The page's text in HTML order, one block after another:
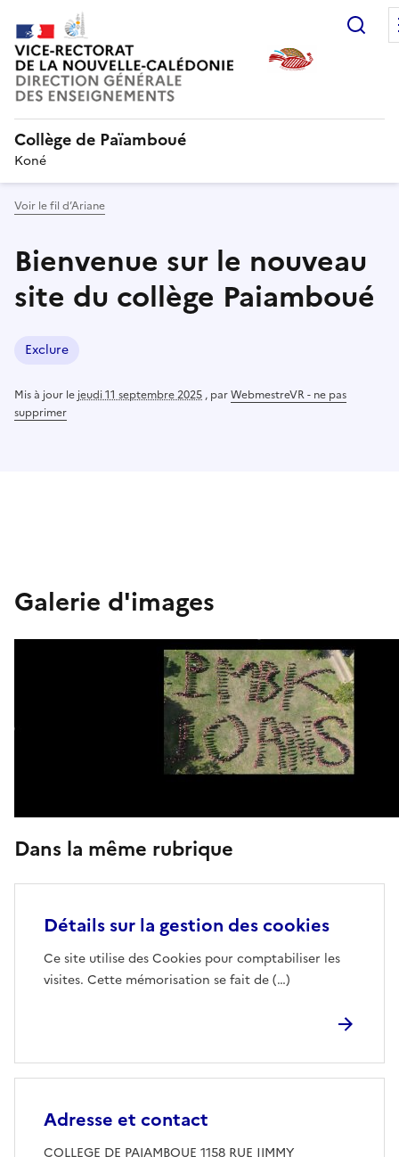
Collège de Païamboué
Koné
Voir le fil d’Ariane
Bienvenue sur le nouveau
site du collège Paiamboué
Exclure
Mis à jour le jeudi 11 septembre 2025 , parWebmestreVR - ne pas
supprimer
Galerie d'images
Dans la même rubrique
Détails sur la gestion des cookies
Ce site utilise des Cookies pour comptabiliser les
visites. Cette mémorisation se fait de (…)
Adresse et contact
COLLEGE DE PAIAMBOUE 1158 RUE JIMMY